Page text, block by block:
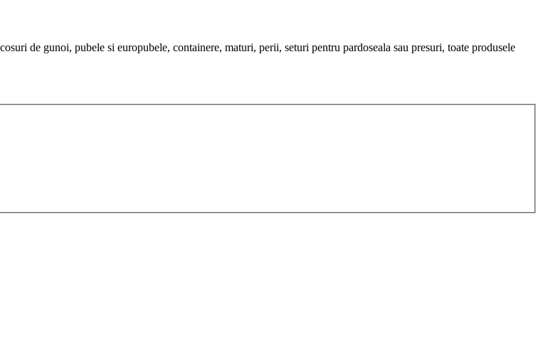
de gunoi, pubele si europubele, containere, maturi, perii, seturi pentru pardoseala sau presuri, toate produsele